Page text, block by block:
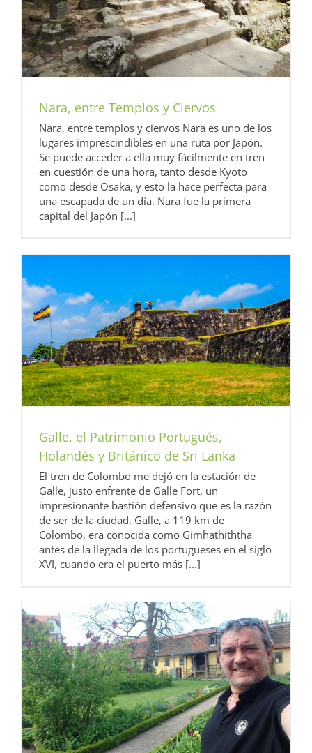
Nara, entre Templos y Ciervos
Nara, entre templos y ciervos Nara es uno de los
lugares imprescindibles en una ruta por Japón.
Se puede acceder a ella muy fácilmente en tren
en cuestión de una hora, tanto desde Kyoto
como desde Osaka, y esto la hace perfecta para
una escapada de un día. Nara fue la primera
capital del Japón [...]
Galle, el Patrimonio Portugués,
Holandés y Británico de Sri Lanka
El tren de Colombo me dejó en la estación de
Galle, justo enfrente de Galle Fort, un
impresionante bastión defensivo que es la razón
de ser de la ciudad. Galle, a 119 km de
Colombo, era conocida como Gimhathiththa
antes de la llegada de los portugueses en el siglo
XVI, cuando era el puerto más [...]